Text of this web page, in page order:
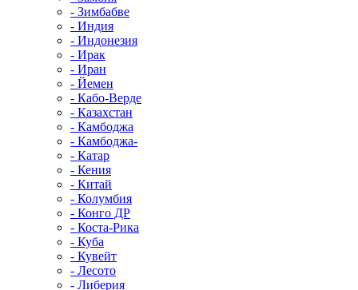
- Зимбабве
- Индия
- Индонезия
- Ирак
- Иран
- Йемен
- Кабо-Верде
- Казахстан
- Камбоджа
- Камбоджа-
- Катар
- Кения
- Китай
- Колумбия
- Конго ДР
- Коста-Рика
- Куба
- Кувейт
- Лесото
- Либерия